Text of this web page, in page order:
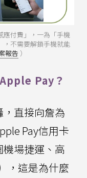
應付費」，一為「手機
，不需要解鎖手機就能
報告 ）
Pay？
直接向詹為
Pay信用卡
場捷運、高
，這是為什麼